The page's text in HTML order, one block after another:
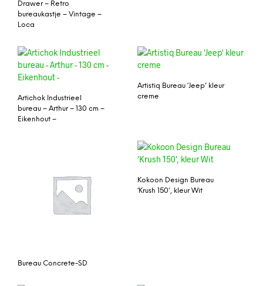
Drawer – Retro
bureaukastje – Vintage –
Loca
Artichok Industrieel
bureau – Arthur – 130 cm –
Eikenhout –
Artistiq Bureau ‘Jeep’ kleur
creme
Bureau Concrete-SD
Kokoon Design Bureau
‘Krush 150’, kleur Wit